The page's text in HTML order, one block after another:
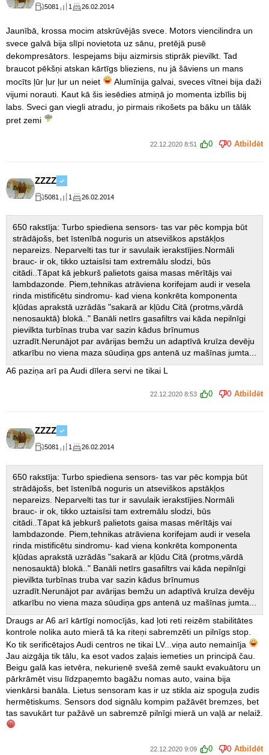
5081 1 26.02.2014
Jaunībā, krossa mocim atskrūvējās svece. Motors viencilindra un
svece galvā bija slīpi novietota uz sānu, pretējā pusē
dekompresātors. Iespejams biju aizmirsis stiprāk pievilkt. Tad
braucot pēkšņi atskan kārtīgs blieziens, nu jā šāviens un mans
mocīts ļūr ļur ļur un neiet
Alumīnija galvai, sveces vītnei bija daži
vijumi norauti. Kaut kā šis iesēdies atmiņā jo momenta izbīlis bij
labs. Sveci gan viegli atradu, jo pirmais rikošets pa bāku un tālāk
pret zemi
22.12.2020 8:51 0 0 Atbildēt
ZZZZ
5081 1 26.02.2014
650 rakstīja: Turbo spiediena sensors- tas var pēc kompja būt
strādājošs, bet īstenībā noguris un atseviškos apstākļos
nepareizs. Neparvelti tas tur ir savulaik ierakstījies.Normāli
brauc- ir ok, tikko uztaisīsi tam extremālu slodzi, būs
citādi..Tāpat kā jebkurš palietots gaisa masas mērītājs vai
lambdazonde. Piem,tehnikas atrāviena korifejam audi ir vesela
rinda mistificētu sindromu- kad viena konkrēta komponenta
kļūdas aprakstā uzrādās "sakarā ar kļūdu Citā (protms,vārdā
nenosauktā) blokā.." Banāli netīrs gasafiltrs vai kāda nepilnīgi
pievilkta turbīnas truba var sazin kādus brīnumus
uzradīt.Nerunājot par avārijas bemžu un adaptīvā kruīza devēju
atkarību no viena maza sūudiņa gps antenā uz mašīnas jumta...
A6 paziņa arī pa Audi dīlera servi ne tikai L
22.12.2020 8:53 0 0 Atbildēt
ZZZZ
5081 1 26.02.2014
650 rakstīja: Turbo spiediena sensors- tas var pēc kompja būt
strādājošs, bet īstenībā noguris un atseviškos apstākļos
nepareizs. Neparvelti tas tur ir savulaik ierakstījies.Normāli
brauc- ir ok, tikko uztaisīsi tam extremālu slodzi, būs
citādi..Tāpat kā jebkurš palietots gaisa masas mērītājs vai
lambdazonde. Piem,tehnikas atrāviena korifejam audi ir vesela
rinda mistificētu sindromu- kad viena konkrēta komponenta
kļūdas aprakstā uzrādās "sakarā ar kļūdu Citā (protms,vārdā
nenosauktā) blokā.." Banāli netīrs gasafiltrs vai kāda nepilnīgi
pievilkta turbīnas truba var sazin kādus brīnumus
uzradīt.Nerunājot par avārijas bemžu un adaptīvā kruīza devēju
atkarību no viena maza sūudiņa gps antenā uz mašīnas jumta...
Draugs ar A6 arī kārtīgi nomocījās, kad ļoti reti reizēm stabilitātes
kontrole nolika auto mierā tā ka riteņi sabremzēti un pilnīgs stop.
Ko tik serificētajos Audi centros ne tikai LV...viņa auto nemainīja
Jau aizgāja tik tālu, ka esot vados zaļais iemeties un principā čau.
Beigu galā kas ietvēra, nekurienē svešā zemē saukt evakuātoru un
pārkrāmēt visu līdzpaņemto bagāžu nomas auto, vaina bija
vienkārsi banāla. Lietus sensoram kas ir uz stikla aiz spoguļa zudis
hermētiskums. Sensors dod signālu kompim pažāvēt bremzes, bet
tas savukārt tur pažāvē un sabremzē pilnīgi mierā un vaļā ar nelaiž.
22.12.2020 9:09 0 0 Atbildēt